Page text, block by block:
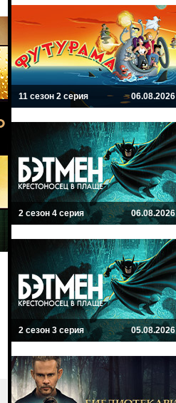
11 сезон 2 серия 06.08.2026
2 сезон 4 серия 06.08.2026
2 сезон 3 серия 05.08.2026